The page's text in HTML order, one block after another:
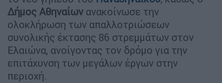
Δήμος Αθηναίων ανακοίνωσε την
ολοκλήρωση των απαλλοτριώσεων
συνολικής έκτασης 86 στρεμμάτων στον
Ελαιώνα, ανοίγοντας τον δρόμο για την
επιτάχυνση των μεγάλων έργων στην
περιοχή.